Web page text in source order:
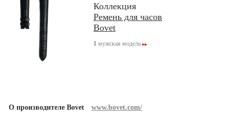
Коллекция
Ремень для часов
Bovet
1мужская модель
О производителе Bovet www.bovet.com/